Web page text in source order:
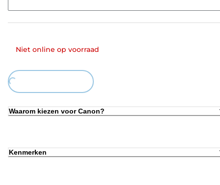
Niet online op voorraad
Loading...
Waarom kiezen voor Canon?
Kenmerken